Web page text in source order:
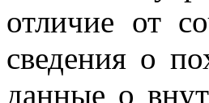
отличие от
сведения о
данные о